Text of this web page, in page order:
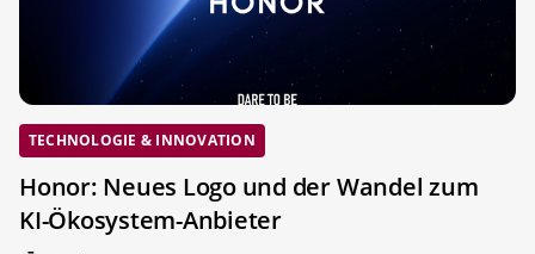
TECHNOLOGIE & INNOVATION
Honor: Neues Logo und der Wandel zum
KI-Ökosystem-Anbieter